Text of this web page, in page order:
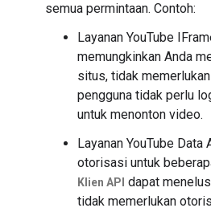
semua permintaan. Contoh:
Layanan YouTube
memungkinkan Anda
situs, tidak
pengguna tidak perlu
untuk menonton video.
Layanan YouTube Data
otorisasi untuk
Klien API dapat
tidak memerlukan